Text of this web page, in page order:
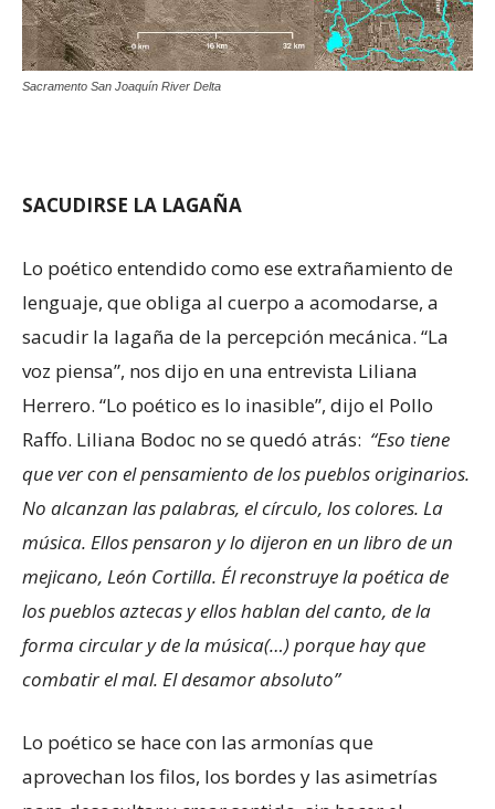
Sacramento San Joaquín River Delta
SACUDIRSE LA LAGAÑA
Lo poético entendido como ese extrañamiento de
lenguaje, que obliga al cuerpo a acomodarse, a
sacudir la lagaña de la percepción mecánica. “La
voz piensa”, nos dijo en una entrevista Liliana
Herrero. “Lo poético es lo inasible”, dijo el Pollo
Raffo. Liliana Bodoc no se quedó atrás: “Eso tiene
que ver con el pensamiento de los pueblos originarios.
No alcanzan las palabras, el círculo, los colores. La
música. Ellos pensaron y lo dijeron en un libro de un
mejicano, León Cortilla. Él reconstruye la poética de
los pueblos aztecas y ellos hablan del canto, de la
forma circular y de la música(…) porque hay que
combatir el mal. El desamor absoluto”
Lo poético se hace con las armonías que
aprovechan los filos, los bordes y las asimetrías